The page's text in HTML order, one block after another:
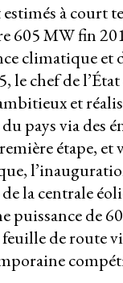
à court
605 MW fin
climatique et
le chef de l’État
et
pays via des
étape, et
la centrale
puissance de
de route